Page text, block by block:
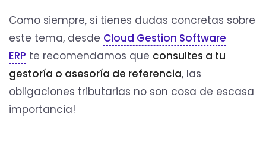
Como siempre, si tienes dudas concretas sobre
este tema, desde Cloud Gestion Software
ERP te recomendamos que consultes a tu
gestoría o asesoría de referencia, las
obligaciones tributarias no son cosa de escasa
importancia!